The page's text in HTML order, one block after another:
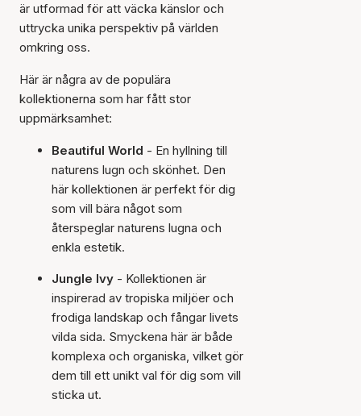
är utformad för att väcka känslor och
uttrycka unika perspektiv på världen
omkring oss.
Här är några av de populära
kollektionerna som har fått stor
uppmärksamhet:
Beautiful World - En hyllning till
naturens lugn och skönhet. Den
här kollektionen är perfekt för dig
som vill bära något som
återspeglar naturens lugna och
enkla estetik.
Jungle Ivy - Kollektionen är
inspirerad av tropiska miljöer och
frodiga landskap och fångar livets
vilda sida. Smyckena här är både
komplexa och organiska, vilket gör
dem till ett unikt val för dig som vill
sticka ut.